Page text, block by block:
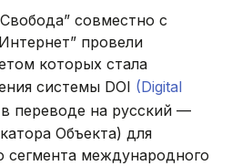
совместно с
провели
которых стала
системы DOI (Digital
переводе на русский —
Объекта) для
сегмента международного